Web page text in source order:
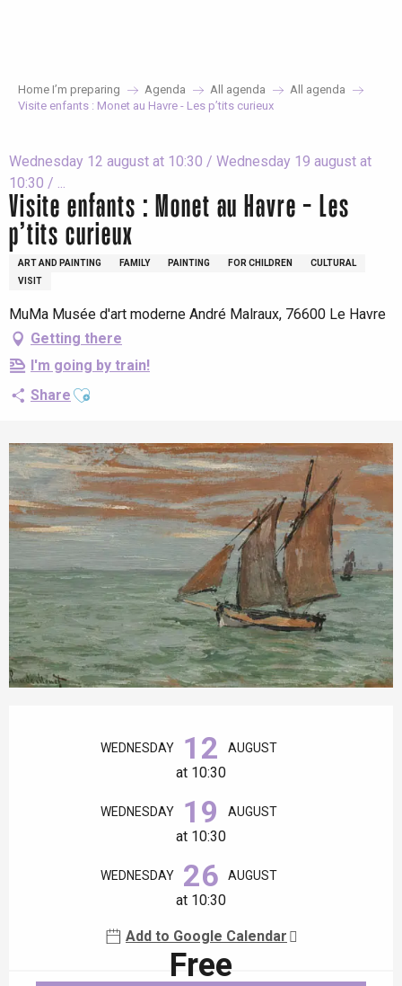
Home I’m preparing Agenda All agenda
All agenda
Visite enfants : Monet au Havre - Les p’tits curieux
Wednesday 12 august at 10:30 / Wednesday 19 august at
10:30 / ...
Visite enfants : Monet au Havre - Les
p’tits curieux
ART AND PAINTING FAMILY PAINTING FOR CHILDREN
CULTURAL
VISIT
MuMa Musée d'art moderne André Malraux, 76600 Le Havre
Getting there
I'm going by train!
Share Ajouter aux favoris
WEDNESDAY 12 AUGUST
at 10:30
WEDNESDAY 19 AUGUST
at 10:30
WEDNESDAY 26 AUGUST
at 10:30
Add to Google Calendar
Free